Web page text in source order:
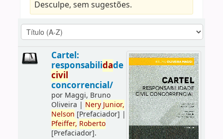
Desculpe, sem sugestões.
Cartel:
responsabilidade
civil
concorrencial/
por Maggi, Bruno
Oliveira | Nery Junior,
Nelson [Prefaciador] |
Pfeiffer, Roberto
[Prefaciador].